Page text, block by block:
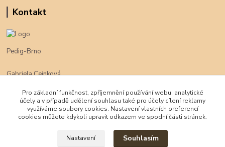
Kontakt
Pedig-Brno
Gabriela Cejnková
klimpe@klimpe.cz
Pro základní funkčnost, zpříjemnění používání webu, analytické
účely a v případě udělení souhlasu také pro účely cílení reklamy
využíváme soubory cookies. Nastavení vlastních preferencí
cookies můžete kdykoli upravit odkazem ve spodní části stránek.
Nastavení Souhlasím